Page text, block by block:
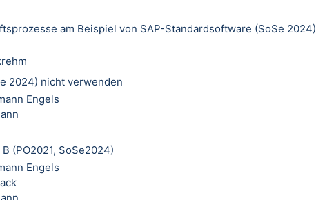
am Beispiel von SAP-Standardsoftware (SoSe 2024)
2024) nicht verwenden
Engels
(PO2021, SoSe2024)
Engels